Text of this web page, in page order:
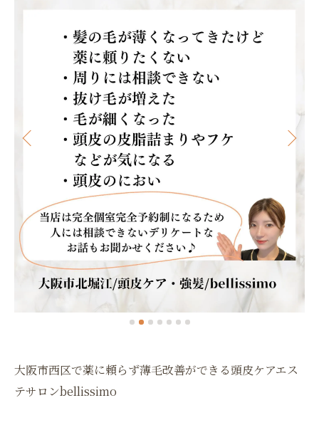
大阪市西区で薬に頼らず薄毛改善ができる頭皮ケアエス
テサロンbellissimo